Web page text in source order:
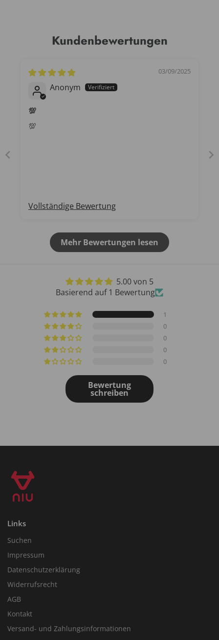
Kundenbewertungen
03/09/2025
Anonym
💯
💯
Vollständige Bewertung
Mehr Bewertungen lesen
5.00 von 5
Basierend auf 1 Bewertung
1
0
0
0
0
Bewertung
schreiben
Links
Suchen
Impressum
Datenschutzerklärung
Widerrufsrecht
AGB
Kontakt
Versand- und Zahlungsinformationen